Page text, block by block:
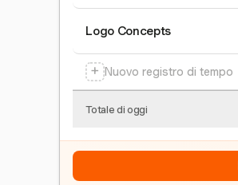
Logo Concepts
+ Nuovo registro di tempo
Totale di oggi